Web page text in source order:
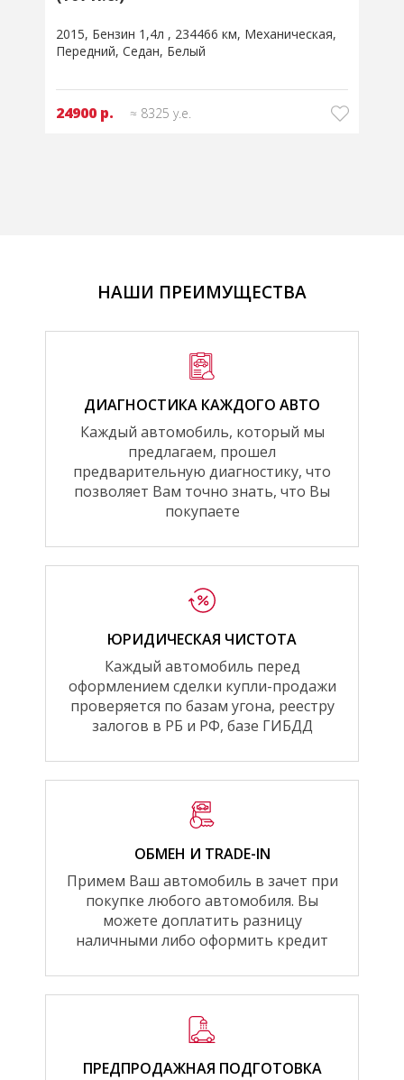
2015 Бензин 1,4л 234466 км Механическая
Передний Седан Белый
24900 р. ≈ 8325 у.е.
НАШИ ПРЕИМУЩЕСТВА
ДИАГНОСТИКА КАЖДОГО АВТО
Каждый автомобиль, который мы
предлагаем, прошел
предварительную диагностику, что
позволяет Вам точно знать, что Вы
покупаете
ЮРИДИЧЕСКАЯ ЧИСТОТА
Каждый автомобиль перед
оформлением сделки купли-продажи
проверяется по базам угона, реестру
залогов в РБ и РФ, базе ГИБДД
ОБМЕН И TRADE-IN
Примем Ваш автомобиль в зачет при
покупке любого автомобиля. Вы
можете доплатить разницу
наличными либо оформить кредит
ПРЕДПРОДАЖНАЯ ПОДГОТОВКА